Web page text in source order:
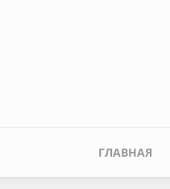
ГЛАВНАЯ